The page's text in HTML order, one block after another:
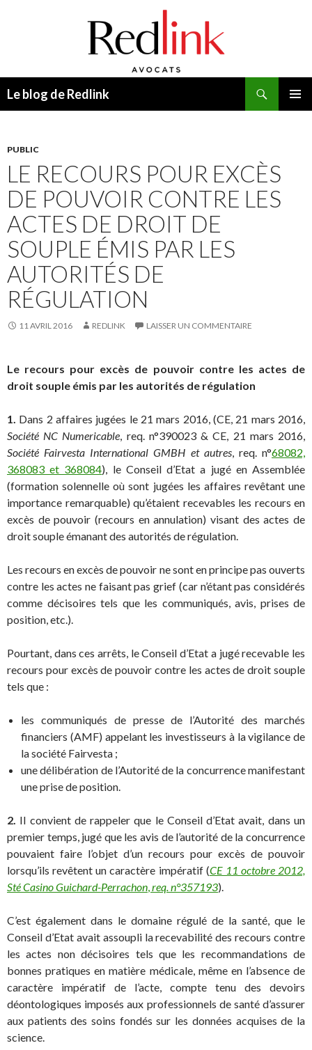
Le blog de Redlink
PUBLIC
LE RECOURS POUR EXCÈS
DE POUVOIR CONTRE LES
ACTES DE DROIT DE
SOUPLE ÉMIS PAR LES
AUTORITÉS DE
RÉGULATION
11 AVRIL 2016 REDLINK LAISSER UN COMMENTAIRE
Le recours pour excès de pouvoir contre les actes de
droit souple émis par les autorités de régulation
1. Dans 2 affaires jugées le 21 mars 2016, (CE, 21 mars 2016,
Société NC Numericable, req. n°390023 & CE, 21 mars 2016,
Société Fairvesta International GMBH et autres, req. n°68082,
368083 et 368084), le Conseil d’Etat a jugé en Assemblée
(formation solennelle où sont jugées les affaires revêtant une
importance remarquable) qu’étaient recevables les recours en
excès de pouvoir (recours en annulation) visant des actes de
droit souple émanant des autorités de régulation.
Les recours en excès de pouvoir ne sont en principe pas ouverts
contre les actes ne faisant pas grief (car n’étant pas considérés
comme décisoires tels que les communiqués, avis, prises de
position, etc.).
Pourtant, dans ces arrêts, le Conseil d’Etat a jugé recevable les
recours pour excès de pouvoir contre les actes de droit souple
tels que :
les communiqués de presse de l’Autorité des marchés
financiers (AMF) appelant les investisseurs à la vigilance de
la société Fairvesta ;
une délibération de l’Autorité de la concurrence manifestant
une prise de position.
2. Il convient de rappeler que le Conseil d’Etat avait, dans un
premier temps, jugé que les avis de l’autorité de la concurrence
pouvaient faire l’objet d’un recours pour excès de pouvoir
lorsqu’ils revêtent un caractère impératif (CE 11 octobre 2012,
Sté Casino Guichard-Perrachon,req. n°357193).
C’est également dans le domaine régulé de la santé, que le
Conseil d’Etat avait assoupli la recevabilité des recours contre
les actes non décisoires tels que les recommandations de
bonnes pratiques en matière médicale, même en l’absence de
caractère impératif de l’acte, compte tenu des devoirs
déontologiques imposés aux professionnels de santé d’assurer
aux patients des soins fondés sur les données acquises de la
science.